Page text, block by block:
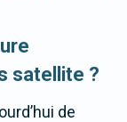
satellite ?
de